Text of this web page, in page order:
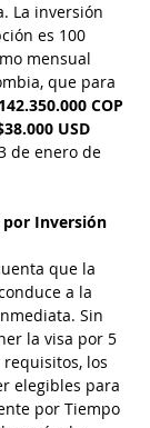
La inversión
es 100
mensual
que para
COP
USD
de enero de
por Inversión
que la
a la
Sin
la visa por 5
los
elegibles para
por Tiempo